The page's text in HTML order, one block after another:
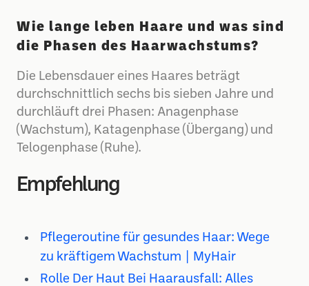
Wie lange leben Haare und was sind
die Phasen des Haarwachstums?
Die Lebensdauer eines Haares beträgt
durchschnittlich sechs bis sieben Jahre und
durchläuft drei Phasen: Anagenphase
(Wachstum), Katagenphase (Übergang) und
Telogenphase (Ruhe).
Empfehlung
Pflegeroutine für gesundes Haar: Wege
zu kräftigem Wachstum | MyHair
Rolle Der Haut Bei Haarausfall: Alles